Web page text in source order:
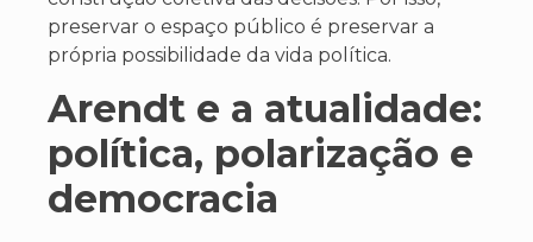
preservar o espaço público é preservar a
própria possibilidade da vida política.
Arendt e a atualidade:
política, polarização e
democracia